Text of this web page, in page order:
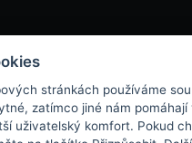
stránkách používáme
zatímco jiné nám
uživatelský komfort. Pokud